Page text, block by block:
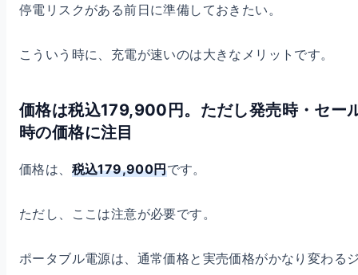
停電リスクがある前日に準備しておきたい。
こういう時に、充電が速いのは大きなメリットです。
価格は税込179,900円。ただし発売時・セー
時の価格に注目
価格は、 税込179,900円です。
ただし、ここは注意が必要です。
ポータブル電源は、通常価格と実売価格がかなり変わる